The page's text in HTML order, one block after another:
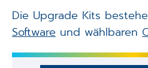
Die Upgrade Kits
Softwareund wählbaren